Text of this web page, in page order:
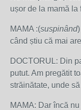
ușor de la mamă la
MAMA :(suspinând
când știu că mai
DOCTORUL: Din
putut. Am pregătit
străinătate, unde
MAMA: Dar încă